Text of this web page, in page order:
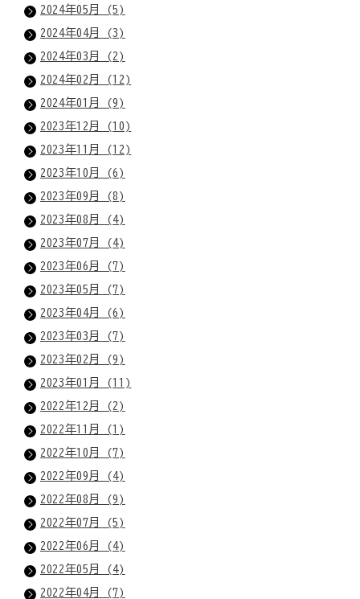
2024年05月 (5)
2024年04月 (3)
2024年03月 (2)
2024年02月 (12)
2024年01月 (9)
2023年12月 (10)
2023年11月 (12)
2023年10月 (6)
2023年09月 (8)
2023年08月 (4)
2023年07月 (4)
2023年06月 (7)
2023年05月 (7)
2023年04月 (6)
2023年03月 (7)
2023年02月 (9)
2023年01月 (11)
2022年12月 (2)
2022年11月 (1)
2022年10月 (7)
2022年09月 (4)
2022年08月 (9)
2022年07月 (5)
2022年06月 (4)
2022年05月 (4)
2022年04月 (7)